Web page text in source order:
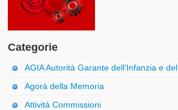
Categorie
AGIA Autorità Garante dell'Infanzia e
Agorà della Memoria
Attività Commissioni